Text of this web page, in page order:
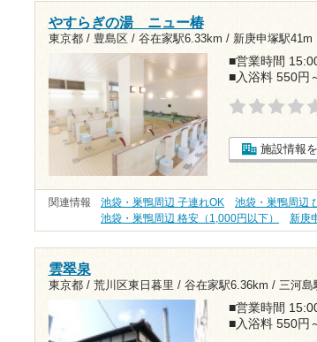
やすらぎの湯 ニュー椿
東京都 / 豊島区 / 谷在家駅6.33km / 新庚申塚駅41m
■営業時間
■入浴料 550円
施設情報
関連情報 池袋・巣鴨周辺 子連れOK 池袋・巣鴨周辺
池袋・巣鴨周辺 格安（1,000円以下）
新庚
雲翠泉
東京都 / 荒川区東日暮里 / 谷在家駅6.36km / 三河島
■営業時間
■入浴料 550円